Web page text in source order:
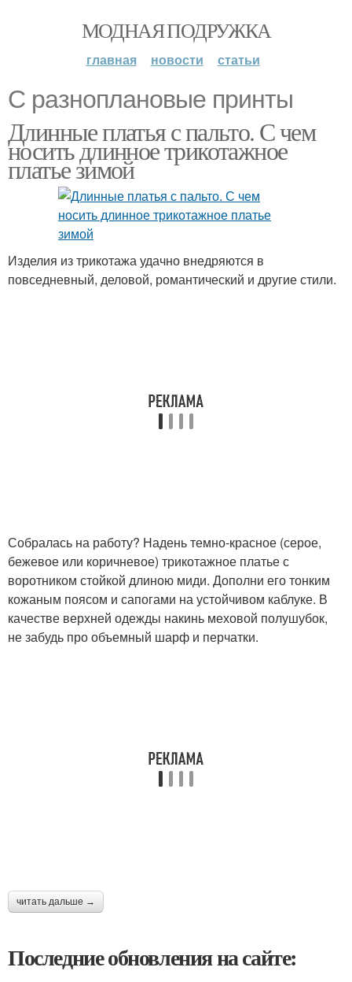
МОДНАЯ ПОДРУЖКА
главная новости статьи
С разноплановые принты
Длинные платья с пальто. С чем
носить длинное трикотажное
платье зимой
Изделия из трикотажа удачно внедряются в
повседневный, деловой, романтический и другие стили.
Собралась на работу? Надень темно-красное (серое,
бежевое или коричневое) трикотажное платье с
воротником стойкой длиною миди. Дополни его тонким
кожаным поясом и сапогами на устойчивом каблуке. В
качестве верхней одежды накинь меховой полушубок,
не забудь про объемный шарф и перчатки.
читать дальше →
Последние обновления на сайте: